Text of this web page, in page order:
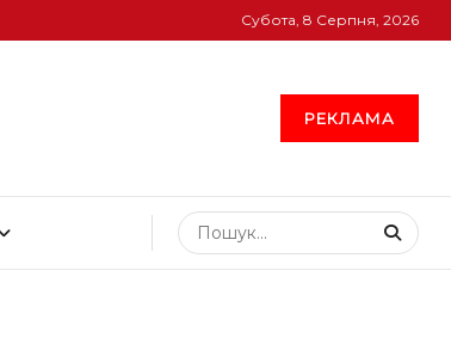
Субота, 8 Серпня, 2026
РЕКЛАМА